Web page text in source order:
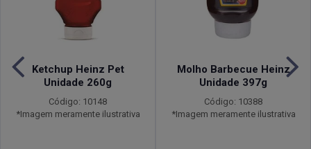
Ketchup Heinz Pet
Unidade 260g
Código: 10148
*Imagem meramente ilustrativa
Molho Barbecue Heinz
Unidade 397g
Código: 10388
*Imagem meramente ilustrativa